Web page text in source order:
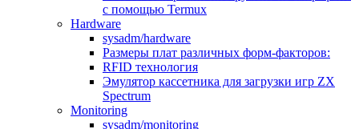
с помощью Termux
Hardware
sysadm/hardware
Размеры плат различных форм-факторов:
RFID технология
Эмулятор кассетника для загрузки игр ZX
Spectrum
Monitoring
sysadm/monitoring